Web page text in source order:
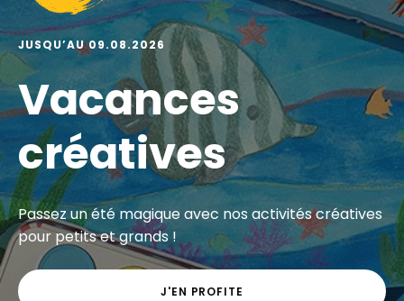
JUSQU’AU 09.08.2026
Vacances
créatives
Passez un été magique avec nos activités créatives
pour petits et grands !
J'EN PROFITE